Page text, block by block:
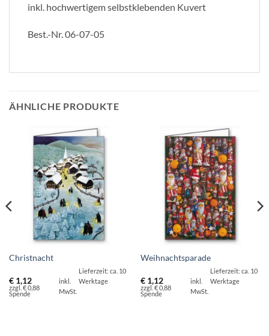
inkl. hochwertigem selbstklebenden Kuvert
Best.-Nr. 06-07-05
ÄHNLICHE PRODUKTE
Christnacht
€1,12
zzgl. € 0,88
Spende
inkl.
MwSt.
Lieferzeit: ca. 10
Werktage
Weihnachtsparade
€1,12
zzgl. € 0,88
Spende
inkl.
MwSt.
Lieferzeit: ca. 10
Werktage